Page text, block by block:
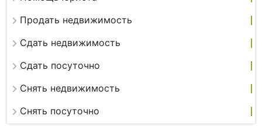
Продать недвижимость
Сдать недвижимость
Сдать посуточно
Снять недвижимость
Снять посуточно